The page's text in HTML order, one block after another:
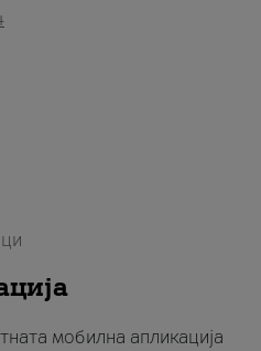
мобилна апликација